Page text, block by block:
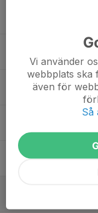
20
Vi använder
webbplats ska
även för
Så